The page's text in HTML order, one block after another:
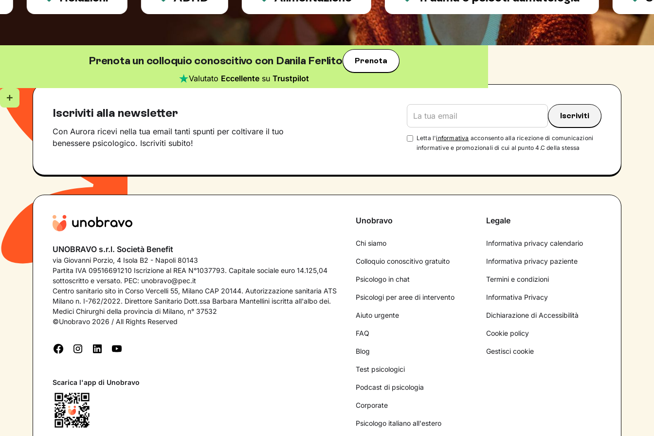
Prenota un colloquio conoscitivo con Danila Ferlito Prenota
Valutato Eccellentesu Trustpilot
Iscriviti alla newsletter
Con Aurora ricevi nella tua email tanti spunti per coltivare il tuo
benessere psicologico. Iscriviti subito!
Letta l'informativa acconsento alla ricezione di comunicazioni
informative e promozionali di cui al punto 4.C della stessa
UNOBRAVO s.r.l. Società Benefit
via Giovanni Porzio, 4 Isola B2 - Napoli 80143
Partita IVA 09516691210 Iscrizione al REA N°1037793. Capitale sociale euro 14.125,04
sottoscritto e versato. PEC: unobravo@pec.it
Centro sanitario sito in Corso Vercelli 55, Milano CAP 20144. Autorizzazione sanitaria ATS
Milano n. I-762/2022. Direttore Sanitario Dott.ssa Barbara Mantellini iscritta all'albo dei.
Medici Chirurghi della provincia di Milano, n° 37532
©Unobravo 2026 / All Rights Reserved
Scarica l'app di Unobravo
Unobravo
Chi siamo
Colloquio conoscitivo gratuito
Psicologo in chat
Psicologi per aree di intervento
Aiuto urgente
FAQ
Blog
Test psicologici
Podcast di psicologia
Corporate
Psicologo italiano all'estero
Legale
Informativa privacy calendario
Informativa privacy paziente
Termini e condizioni
Informativa Privacy
Dichiarazione di Accessibilità
Cookie policy
Gestisci cookie